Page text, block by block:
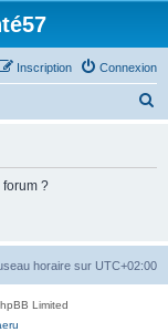
Connexion
Inscription
h
forum ?
horaire sur UTC+02:00
Limited